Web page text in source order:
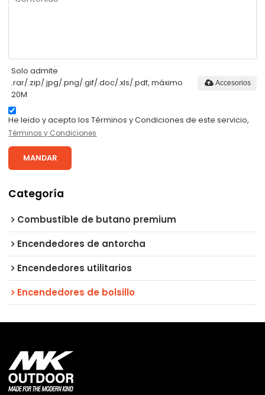
Solo admite
.rar/.zip/.jpg/.png/.gif/.doc/.xls/.pdf, máximo
20M
Accesorios
He leido y acepto los Términos y Condiciones de este servicio,
Términos y Condiciones
MANDAR
Categoría
Combustible de butano premium
Encendedores de antorcha
Encendedores utilitarios
Encendedores de bolsillo